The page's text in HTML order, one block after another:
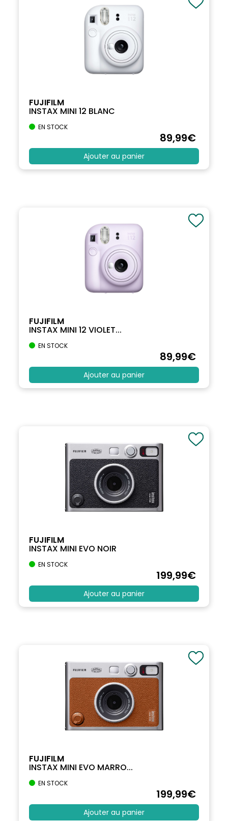
FUJIFILM
INSTAX MINI 12 BLANC
EN STOCK
89,99€
Ajouter au panier
FUJIFILM
INSTAX MINI 12 VIOLET...
EN STOCK
89,99€
Ajouter au panier
FUJIFILM
INSTAX MINI EVO NOIR
EN STOCK
199,99€
Ajouter au panier
FUJIFILM
INSTAX MINI EVO MARRO...
EN STOCK
199,99€
Ajouter au panier